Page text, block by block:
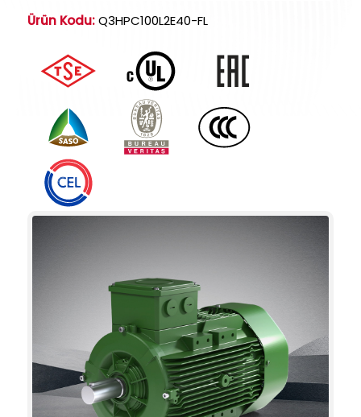
Ürün Kodu:Q3HPC100L2E40-FL